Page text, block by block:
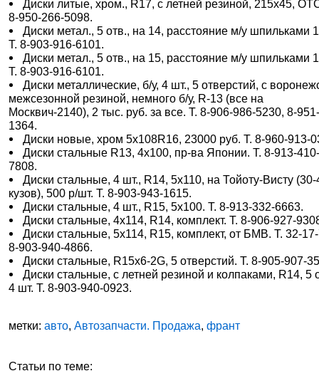
Диски литые, хром., R17, с летней резиной, 215х45,
8-950-266-5098.
Диски метал., 5 отв., на 14, расстояние м/у шпильками
Т. 8-903-916-6101.
Диски метал., 5 отв., на 15, расстояние м/у шпильками
Т. 8-903-916-6101.
Диски металлические, б/у, 4 шт., 5 отверстий, с
межсезонной резиной, немного б/у, R-13 (все на
Москвич-2140), 2 тыс. руб. за все. Т. 8-906-986-5230, 8-
1364.
Диски новые, хром 5х108R16, 23000 руб. Т. 8-960-913-
Диски стальные R13, 4х100, пр-ва Японии. Т. 8-913-
7808.
Диски стальные, 4 шт., R14, 5х110, на Тойоту-Висту
кузов), 500 р/шт. Т. 8-903-943-1615.
Диски стальные, 4 шт., R15, 5х100. Т. 8-913-332-6663.
Диски стальные, 4х114, R14, комплект. Т. 8-906-927-
Диски стальные, 5х114, R15, комплект, от БМВ. Т. 32-
8-903-940-4866.
Диски стальные, R15х6-2G, 5 отверстий. Т. 8-905-907-
Диски стальные, с летней резиной и колпаками, R14, 5
4 шт. Т. 8-903-940-0923.
метки:авто,Автозапчасти. Продажа,франт
Статьи по теме: